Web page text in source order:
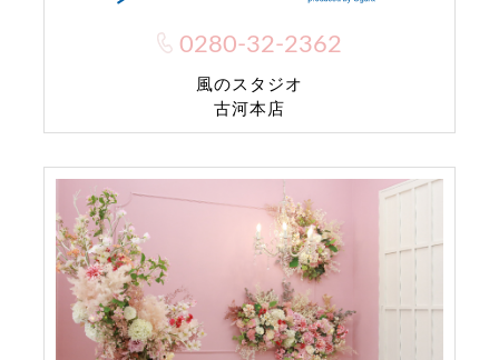
0280-32-2362
風のスタジオ
古河本店